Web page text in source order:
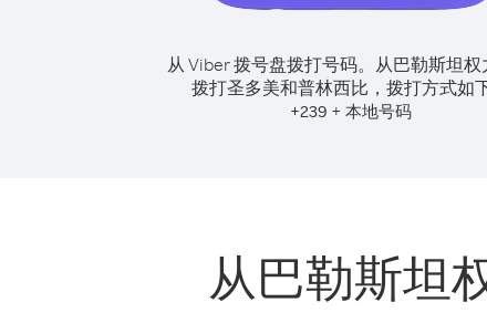
从 Viber 拨号盘拨打号码。 从巴勒斯坦权
拨打圣多美和普林西比，拨打方式如
+239 + 本地号码
从巴勒斯坦